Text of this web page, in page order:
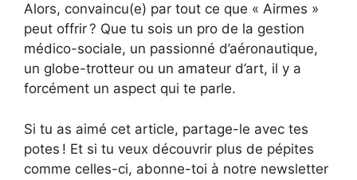
Alors, convaincu(e) par tout ce que « Airmes »
peut offrir ? Que tu sois un pro de la gestion
médico-sociale, un passionné d’aéronautique,
un globe-trotteur ou un amateur d’art, il y a
forcément un aspect qui te parle.
Si tu as aimé cet article, partage-le avec tes
potes ! Et si tu veux découvrir plus de pépites
comme celles-ci, abonne-toi à notre newsletter